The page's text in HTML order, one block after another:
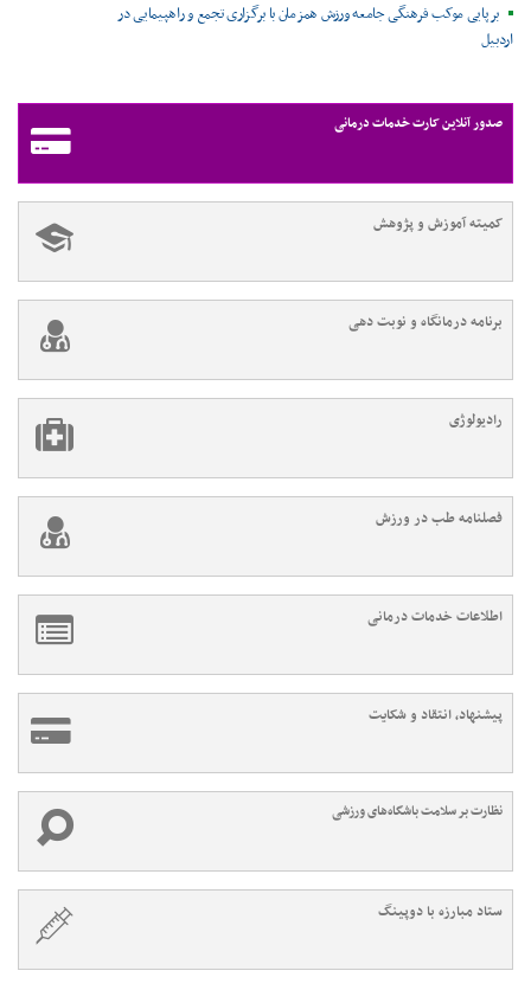
برپایی موکب فرهنگی جامعه ورزش همزمان با برگزاری تجمع و راهپیمایی در
اردبیل
صدور آنلاین کارت خدمات درمانی
کمیته آموزش و پژوهش
برنامه درمانگاه و نوبت دهی
رادیولوژی
فصلنامه طب در ورزش
اطلاعات خدمات درمانی
پیشنهاد، انتقاد و شکایت
نظارت بر سلامت باشگاه‌های ورزشی
ستاد مبارزه با دوپینگ